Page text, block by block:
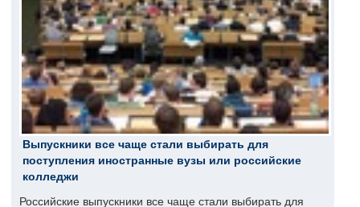
Выпускники все чаще стали выбирать для
поступления иностранные вузы или российские
колледжи
Российские выпускники все чаще стали выбирать для